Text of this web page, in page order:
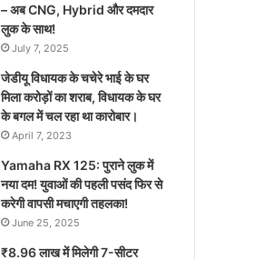
– अब CNG, Hybrid और दमदार
लुक के साथ!
July 7, 2025
जेडीयू विधायक के चचेरे भाई के घर
मिला करोड़ों का शराब, विधायक के घर
के बगल में चल रहा था कारोबार।
April 7, 2023
Yamaha RX 125: पुराने लुक में
नया दम! युवाओं की पहली पसंद फिर से
करेगी वापसी मचाएगी तहलका!
June 25, 2025
₹8.96 लाख में मिलेगी 7-सीटर